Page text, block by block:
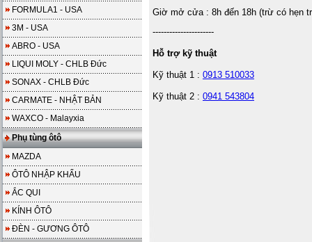
FORMULA1 - USA
3M - USA
ABRO - USA
LIQUI MOLY - CHLB Đức
SONAX - CHLB Đức
CARMATE - NHẬT BẢN
WAXCO - Malayxia
Phụ tùng ôtô
MAZDA
ÔTÔ NHẬP KHẨU
ẮC QUI
KÍNH ÔTÔ
ĐÈN - GƯƠNG ÔTÔ
Giờ mở cửa : 8h đến 18h (trừ có hẹn
----------------------
Hỗ trợ kỹ thuật
Kỹ thuật 1 : 0913 510033
Kỹ thuật 2 : 0941 543804